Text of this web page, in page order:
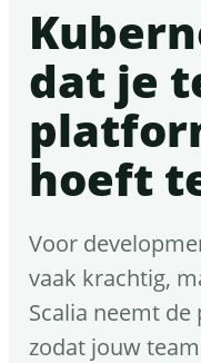
dat je
hoeft
Voor
vaak krachtig,
Scalia neemt
zodat jouw